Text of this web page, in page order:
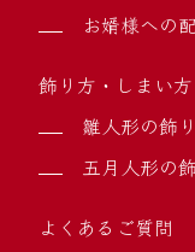
お婿様への
飾り方・しまい方
雛人形の飾
五月人形の
よくあるご質問